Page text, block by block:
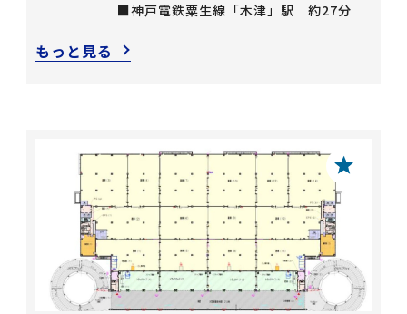
■神戸電鉄粟生線「木津」駅 約27分
もっと見る